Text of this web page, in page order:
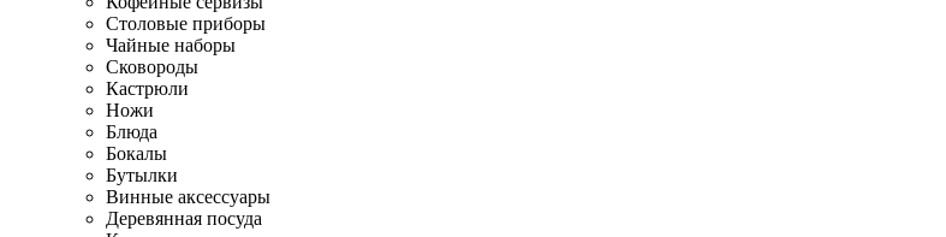
Столовые приборы
Чайные наборы
Сковороды
Кастрюли
Ножи
Блюда
Бокалы
Бутылки
Винные аксессуары
Деревянная посуда